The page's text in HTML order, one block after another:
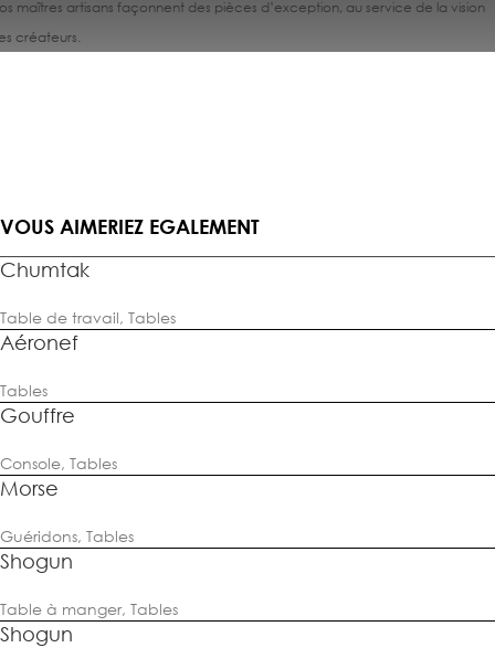
maîtres artisans façonnent des pièces d’exception, au service de la vision
créateurs.
VOUS AIMERIEZ EGALEMENT
Chumtak
Table de travail, Tables
Aéronef
Tables
Gouffre
Console, Tables
Morse
Guéridons, Tables
Shogun
Table à manger, Tables
Shogun